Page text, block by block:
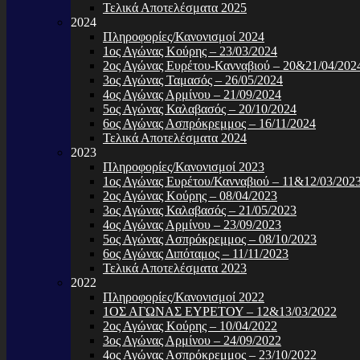
Τελικά Αποτελέσματα 2025
2024
Πληροφορίες/Κανονισμοί 2024
1ος Αγώνας Κούρης – 23/03/2024
2ος Αγώνας Ευρέτου-Κανναβιού – 20&21/04/
3ος Αγώνας Ταμασός – 26/05/2024
4ος Αγώνας Αρμίνου – 21/09/2024
5ος Αγώνας Καλαβασός – 20/10/2024
6ος Αγώνας Ασπρόκρεμμος – 16/11/2024
Τελικά Αποτελέσματα 2024
2023
Πληροφορίες/Κανονισμοί 2023
1ος Αγώνας Ευρέτου/Κανναβιού – 11&12/03/
2ος Αγώνας Κούρης – 08/04/2023
3ος Αγώνας Καλαβασός – 21/05/2023
4ος Αγώνας Αρμίνου – 23/09/2023
5ος Αγώνας Ασπρόκρεμμος – 08/10/2023
6ος Αγώνας Διπόταμος – 11/11/2023
Τελικά Αποτελέσματα 2023
2022
Πληροφορίες/Κανονισμοί 2022
1ΟΣ ΑΓΩΝΑΣ ΕΥΡΕΤΟΥ – 12&13/03/2022
2ος Αγώνας Κούρης – 10/04/2022
3ος Αγώνας Αρμίνου – 24/09/2022
4ος Αγώνας Ασπρόκρεμμος – 23/10/2022